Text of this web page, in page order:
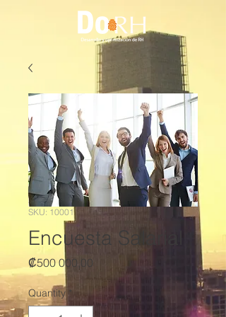
SKU: 10001
Encuesta Salarial
₡500 000,00
Quantity *